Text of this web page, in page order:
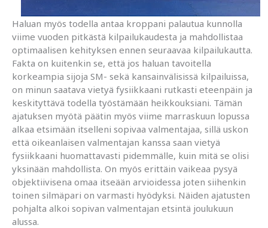
Haluan myös todella antaa kroppani palautua kunnolla
viime vuoden pitkästä kilpailukaudesta ja mahdollistaa
optimaalisen kehityksen ennen seuraavaa kilpailukautta.
Fakta on kuitenkin se, että jos haluan tavoitella
korkeampia sijoja SM- sekä kansainvälisissä kilpailuissa,
on minun saatava vietyä fysiikkaani rutkasti eteenpäin ja
keskityttävä todella työstämään heikkouksiani. Tämän
ajatuksen myötä päätin myös viime marraskuun lopussa
alkaa etsimään itselleni sopivaa valmentajaa, sillä uskon
että oikeanlaisen valmentajan kanssa saan vietyä
fysiikkaani huomattavasti pidemmälle, kuin mitä se olisi
yksinään mahdollista. On myös erittäin vaikeaa pysyä
objektiivisena omaa itseään arvioidessa joten siihenkin
toinen silmäpari on varmasti hyödyksi. Näiden ajatusten
pohjalta alkoi sopivan valmentajan etsintä joulukuun
alussa.